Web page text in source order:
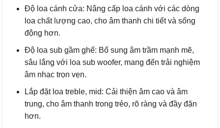
Độ loa cánh cửa: Nâng cấp loa cánh với các dòng
loa chất lượng cao, cho âm thanh chi tiết và sống
động hơn.
Độ loa sub gầm ghế: Bổ sung âm trầm mạnh mẽ,
sâu lắng với loa sub woofer, mang đến trải nghiệm
âm nhạc trọn vẹn.
Lắp đặt loa treble, mid: Cải thiện âm cao và âm
trung, cho âm thanh trong trẻo, rõ ràng và đầy đặn
hơn.